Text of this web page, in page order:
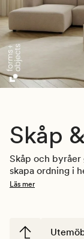
Skåp
Skåp och
skapa ordning i
i vardagsrum,
Läs mer